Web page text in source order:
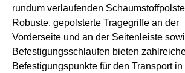
rundum verlaufenden
Robuste, gepolsterte Tragegriffe an der
Vorderseite und an der Seitenleiste
Befestigungsschlaufen bieten
Befestigungspunkte für den Transport in